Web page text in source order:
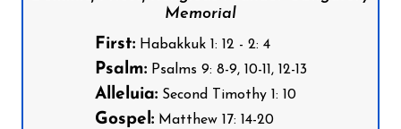
Memorial
First:Habakkuk 1: 12 - 2: 4
Psalm:Psalms 9: 8-9, 10-11, 12-13
Alleluia:Second Timothy 1: 10
Gospel:Matthew 17: 14-20